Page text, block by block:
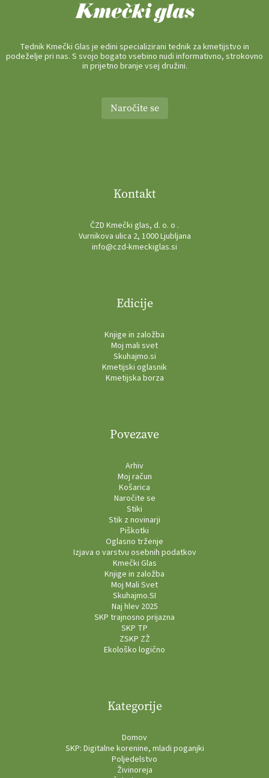
Tednik Kmečki Glas je edini specializirani tednik za kmetijstvo in
podeželje pri nas. S svojo bogato vsebino nudi informativno, strokovno
in prijetno branje vsej družini.
Naročite se
Kontakt
ČZD Kmečki glas, d. o. o .
Vurnikova ulica 2, 1000 Ljubljana
info@czd-kmeckiglas.si
Edicije
Knjige in založba
Moj mali svet
Skuhajmo.si
Kmetijski oglasnik
Kmetijska borza
Povezave
Arhiv
Moj račun
Košarica
Naročite se
Stiki
Stik z novinarji
Piškotki
Oglasno trženje
Izjava o varstvu osebnih podatkov
Kmečki Glas
Knjige in založba
Moj Mali Svet
Skuhajmo.SI
Naj hlev 2025
SKP trajnosno prijazna
SKP TP
ZSKP ZŽ
Ekološko logično
Kategorije
Domov
SKP: Digitalne korenine, mladi poganjki
Poljedelstvo
Živinoreja